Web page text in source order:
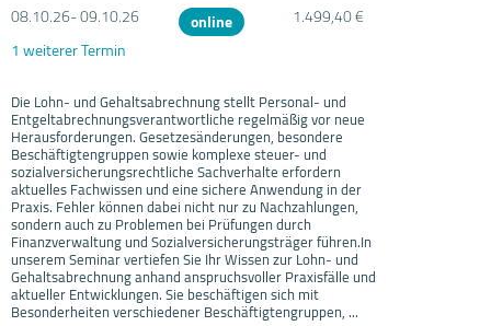
08.10.26- 09.10.26 online
1.499,40 €
1 weiterer Termin
Die Lohn- und Gehaltsabrechnung stellt Personal- und
Entgeltabrechnungsverantwortliche regelmäßig vor neue
Herausforderungen. Gesetzesänderungen, besondere
Beschäftigtengruppen sowie komplexe steuer- und
sozialversicherungsrechtliche Sachverhalte erfordern
aktuelles Fachwissen und eine sichere Anwendung in der
Praxis. Fehler können dabei nicht nur zu Nachzahlungen,
sondern auch zu Problemen bei Prüfungen durch
Finanzverwaltung und Sozialversicherungsträger führen.In
unserem Seminar vertiefen Sie Ihr Wissen zur Lohn- und
Gehaltsabrechnung anhand anspruchsvoller Praxisfälle und
aktueller Entwicklungen. Sie beschäftigen sich mit
Besonderheiten verschiedener Beschäftigtengruppen, ...